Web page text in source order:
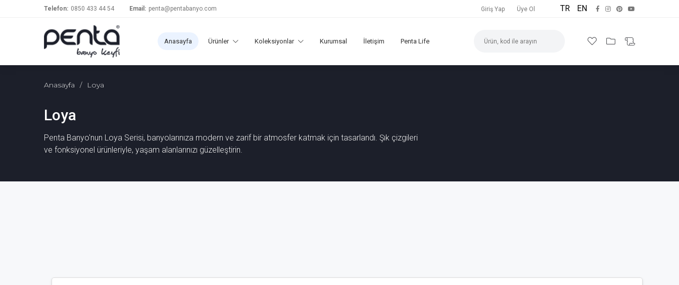
Telefon: 0850 433 44 54 Email: penta@pentabanyo.com Giriş Yap Üye Ol TR EN
Anasayfa Ürünler Koleksiyonlar Kurumsal İletişim Penta Life
Anasayfa / Loya
Loya
Penta Banyo'nun Loya Serisi, banyolarınıza modern ve zarif bir atmosfer katmak için tasarlandı. Şık çizgileri
ve fonksiyonel ürünleriyle, yaşam alanlarınızı güzelleştirin.